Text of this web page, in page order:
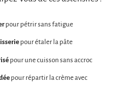
pour pétrir sans fatigue
pour étaler la pâte
pour une cuisson sans accroc
pour répartir la crème avec